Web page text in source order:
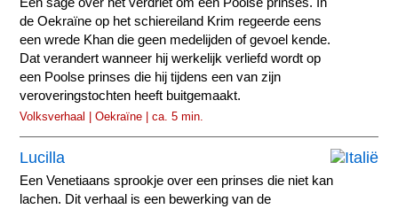
de Oekraïne op het schiereiland Krim regeerde eens
een wrede Khan die geen medelijden of gevoel kende.
Dat verandert wanneer hij werkelijk verliefd wordt op
een Poolse prinses die hij tijdens een van zijn
veroveringstochten heeft buitgemaakt.
Volksverhaal | Oekraïne | ca. 5 min.
Lucilla
Een Venetiaans sprookje over een prinses die niet kan
lachen. Dit verhaal is een bewerking van de